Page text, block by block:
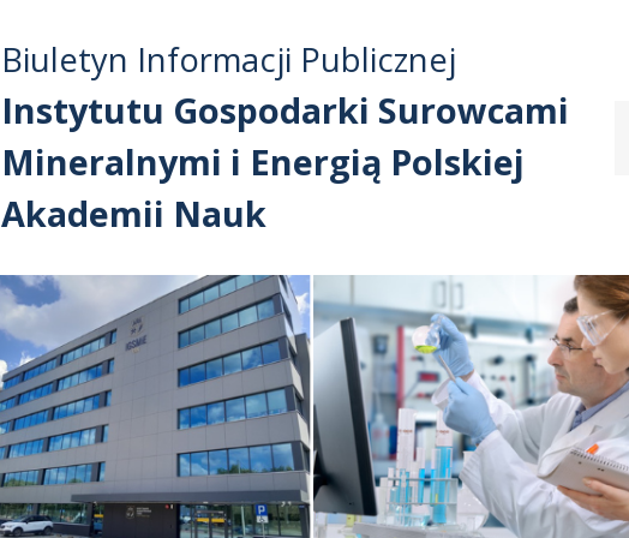
Przejdź do
głównego menu
Przejdź do treści
Przejdź do mapy
serwisu
Biuletyn Informacji Publicznej
Instytutu Gospodarki Surowcami
Mineralnymi i Energią Polskiej
Akademii Nauk